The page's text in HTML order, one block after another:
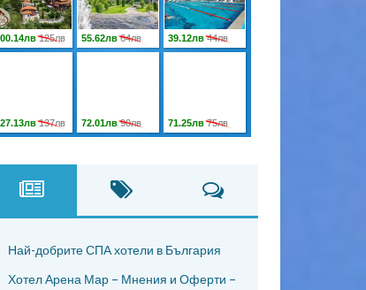
Най-добрите СПА хотели в България
Хотел Арена Мар – Мнения и Оферти –